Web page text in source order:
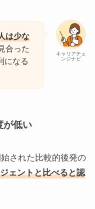
キャリアチェ
ンジナビ
は少な
合った
になる
が低い
された比較的後発の
ェントと比べると認